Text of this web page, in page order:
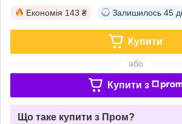
Економія 143 ₴ Залишилось 45
Купити
або
Купити з
Що таке купити з Пром?